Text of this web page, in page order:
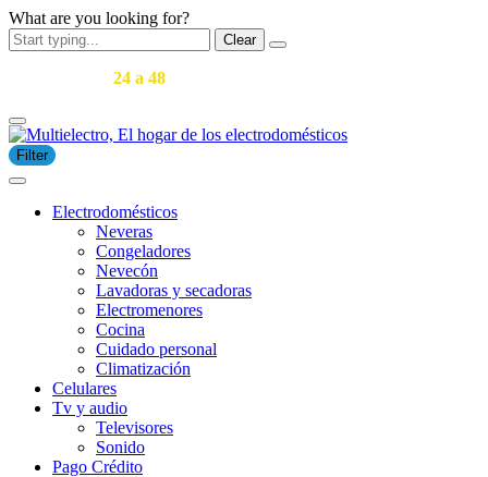
What are you looking for?
Clear
24 a 48horas en Medellín y área metropolitana.
Filter
Electrodomésticos
Neveras
Congeladores
Nevecón
Lavadoras y secadoras
​Electromenores
Cocina
Cuidado personal
Climatización
Celulares
Tv y audio
Televisores
Sonido
Pago Crédito